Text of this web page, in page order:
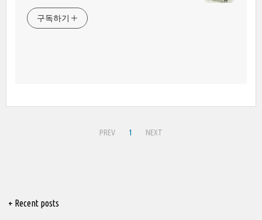
구독하기
PREV 1 NEXT
+ Recent posts